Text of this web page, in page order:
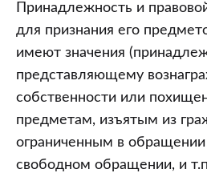
Принадлежность и
для признания его
имеют значения
представляющему
собственности или
предметам, изъятым из
ограниченным в
свободном обращении, и